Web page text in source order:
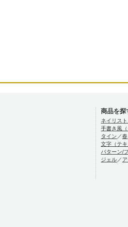
商品を探
ネイリス
手書き風（
タイン ／春
文字（テ
パターン/
ジェル ／